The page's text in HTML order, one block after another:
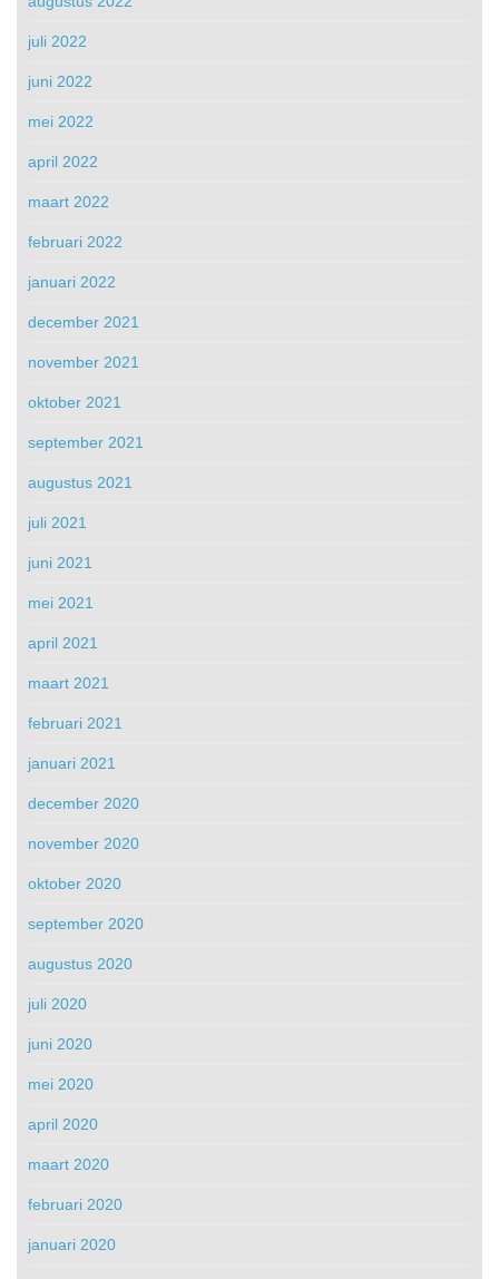
juli 2022
juni 2022
mei 2022
april 2022
maart 2022
februari 2022
januari 2022
december 2021
november 2021
oktober 2021
september 2021
augustus 2021
juli 2021
juni 2021
mei 2021
april 2021
maart 2021
februari 2021
januari 2021
december 2020
november 2020
oktober 2020
september 2020
augustus 2020
juli 2020
juni 2020
mei 2020
april 2020
maart 2020
februari 2020
januari 2020